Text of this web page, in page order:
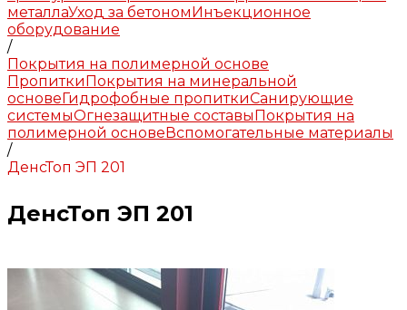
металлаУход за бетоном Инъекционное
оборудование
/
Покрытия на полимерной основе
Пропитки Покрытия на минеральной
основе Гидрофобные пропиткиСанирующие
системыОгнезащитные составы Покрытия на
полимерной основе Вспомогательные материалы
/
ДенсТоп ЭП 201
ДенсТоп ЭП 201